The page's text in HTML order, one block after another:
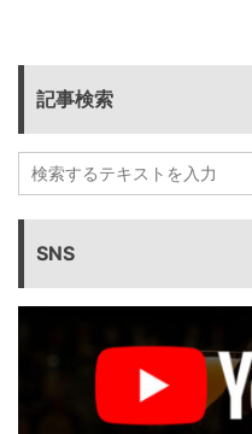
記事検索
SNS